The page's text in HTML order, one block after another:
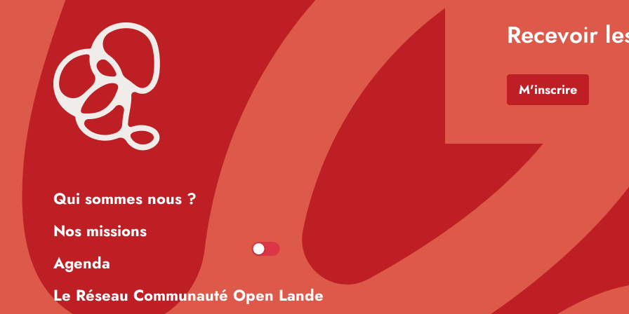
Qui sommes nous ?
Nos missions
Agenda
Le Réseau Communauté Open Lande
Recevoir
M'inscrire